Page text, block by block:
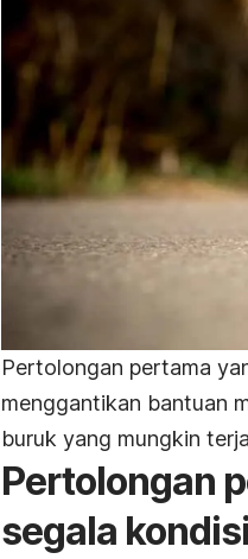
Pertolongan pertama
menggantikan bantuan
buruk yang mungkin
Pertolongan
segala kondisi